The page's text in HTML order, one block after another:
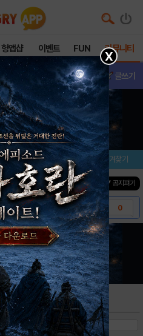
헝앱샵 이벤트 FUN 커뮤니티
글쓰기
설치/평가 즐겨찾기
진행중인 이벤트0건 ▼ 공지펴기
0
X